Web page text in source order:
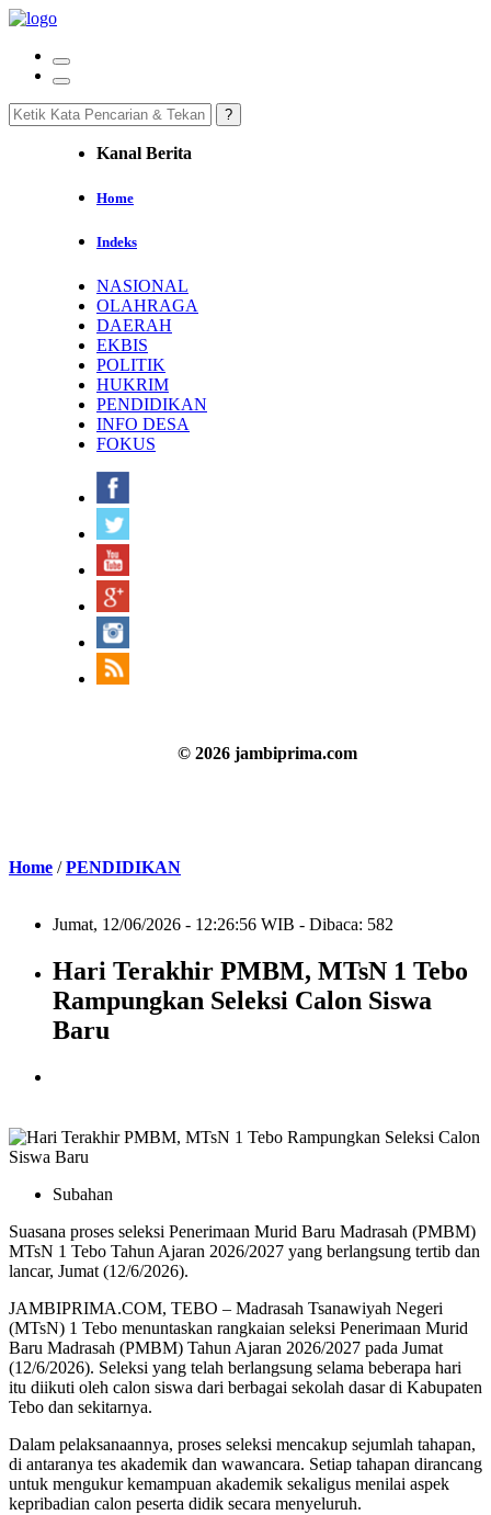
Kanal Berita
Home
Indeks
NASIONAL
OLAHRAGA
DAERAH
EKBIS
POLITIK
HUKRIM
PENDIDIKAN
INFO DESA
FOKUS
© 2026 jambiprima.com
Home /PENDIDIKAN
Jumat, 12/06/2026 - 12:26:56 WIB - Dibaca: 582
Hari Terakhir PMBM, MTsN 1 Tebo
Rampungkan Seleksi Calon Siswa
Baru
Subahan
Suasana proses seleksi Penerimaan Murid Baru Madrasah (PMBM)
MTsN 1 Tebo Tahun Ajaran 2026/2027 yang berlangsung tertib dan
lancar, Jumat (12/6/2026).
JAMBIPRIMA.COM, TEBO – Madrasah Tsanawiyah Negeri
(MTsN) 1 Tebo menuntaskan rangkaian seleksi Penerimaan Murid
Baru Madrasah (PMBM) Tahun Ajaran 2026/2027 pada Jumat
(12/6/2026). Seleksi yang telah berlangsung selama beberapa hari
itu diikuti oleh calon siswa dari berbagai sekolah dasar di Kabupaten
Tebo dan sekitarnya.
Dalam pelaksanaannya, proses seleksi mencakup sejumlah tahapan,
di antaranya tes akademik dan wawancara. Setiap tahapan dirancang
untuk mengukur kemampuan akademik sekaligus menilai aspek
kepribadian calon peserta didik secara menyeluruh.